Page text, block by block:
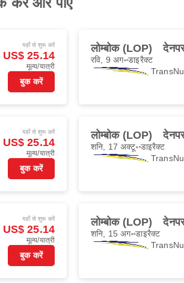
यहाँ से शुरू करें
US$ 25.14
मूल्य/यात्री
बुक करें
लोम्बोक (LOP)
रवि, 9 अग॰डाइरैक्ट
यहाँ से शुरू करें
US$ 25.14
मूल्य/यात्री
बुक करें
लोम्बोक (LOP)
शनि, 17 अक्टू॰ डाइरैक्ट
यहाँ से शुरू करें
US$ 25.14
मूल्य/यात्री
बुक करें
लोम्बोक (LOP)
शनि, 15 अग॰डाइरैक्ट